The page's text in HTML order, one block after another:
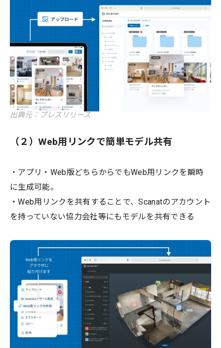
出典元：プレスリリース
（２）Web用リンクで簡単モデル共有
・アプリ・Web版どちらからでもWeb用リンクを瞬時
に生成可能。
・Web用リンクを共有することで、Scanatのアカウント
を持っていない協力会社等にもモデルを共有できる